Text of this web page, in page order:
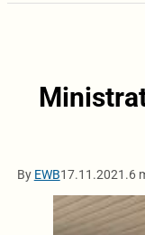
By EWB17.11.2021.6